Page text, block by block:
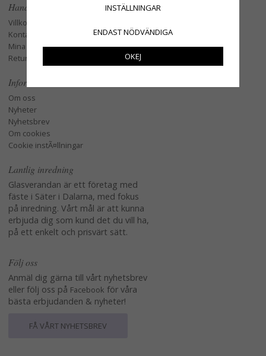
Handla
Villkor
Kontakta oss
Mina favoriter
Retur och Reklamation
Information
Om oss
Nyheter
Nyhetsbrev
Om cookies
Cookie instÃ¤llningar
Lantlig inredning
Glasverandan är ett företag med
fäste i Säter i Dalarna, med fokus
på inredning. Vårt mål är att kunna
erbjuda dig som kund det du vill ha,
på ett enkelt och prisvärt sätt.
Följ oss
Anmäl dig gärna till vårt nyhetsbrev
eller följ oss på Facebook för våra
bästa erbjudanden & nyheter!
FÅ VÅRT NYHETSBREV
INSTÄLLNINGAR
ENDAST NÖDVÄNDIGA
OKEJ